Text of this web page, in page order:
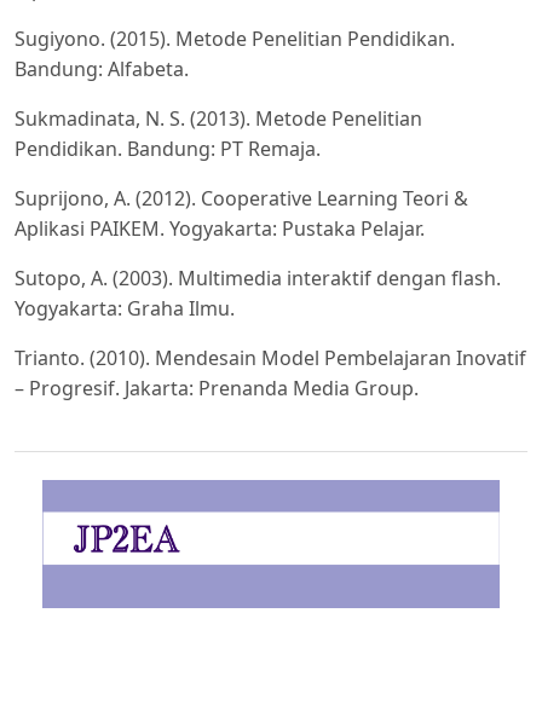
Sugiyono. (2015). Metode Penelitian Pendidikan.
Bandung: Alfabeta.
Sukmadinata, N. S. (2013). Metode Penelitian
Pendidikan. Bandung: PT Remaja.
Suprijono, A. (2012). Cooperative Learning Teori &
Aplikasi PAIKEM. Yogyakarta: Pustaka Pelajar.
Sutopo, A. (2003). Multimedia interaktif dengan flash.
Yogyakarta: Graha Ilmu.
Trianto. (2010). Mendesain Model Pembelajaran Inovatif
– Progresif. Jakarta: Prenanda Media Group.